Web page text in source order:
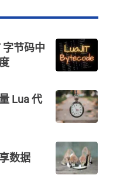
字节码中
Lua 代
数据